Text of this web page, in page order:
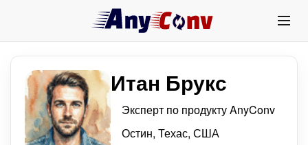
Итан Брукс
Эксперт по продукту AnyConv
Остин, Техас, США